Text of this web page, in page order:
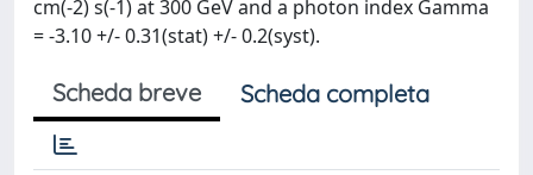
cm(-2) s(-1) at 300 GeV and a photon index Gamma
= -3.10 +/- 0.31(stat) +/- 0.2(syst).
Scheda breve Scheda completa